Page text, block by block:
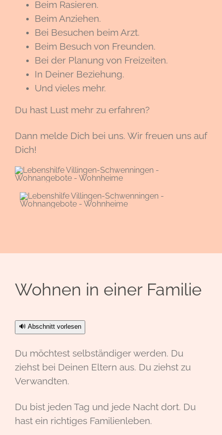
Beim Rasieren.
Beim Anziehen.
Bei Besuchen beim Arzt.
Beim Besuch von Freunden.
Bei der Planung von Freizeiten.
In Deiner Beziehung.
Und vieles mehr.
Du hast Lust mehr zu erfahren?
Dann melde Dich bei uns. Wir freuen uns auf
Dich!
Wohnen in einer Familie
🔊 Abschnitt vorlesen
Du möchtest selbständiger werden. Du
ziehst bei Deinen Eltern aus. Du ziehst zu
Verwandten.
Du bist jeden Tag und jede Nacht dort. Du
hast ein richtiges Familienleben.